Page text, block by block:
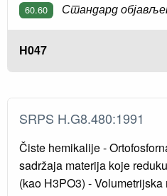
60.60 Стандард
H047
SRPS H.G8.480:1991
Čiste hemikalije -
sadržaja materija koje
(kao H3PO3) - Volumetrijska